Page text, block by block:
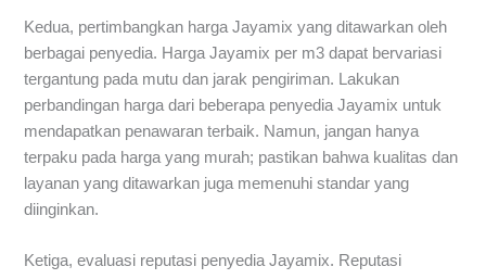
Kedua, pertimbangkan harga Jayamix yang ditawarkan oleh
berbagai penyedia. Harga Jayamix per m3 dapat bervariasi
tergantung pada mutu dan jarak pengiriman. Lakukan
perbandingan harga dari beberapa penyedia Jayamix untuk
mendapatkan penawaran terbaik. Namun, jangan hanya
terpaku pada harga yang murah; pastikan bahwa kualitas dan
layanan yang ditawarkan juga memenuhi standar yang
diinginkan.
Ketiga, evaluasi reputasi penyedia Jayamix. Reputasi